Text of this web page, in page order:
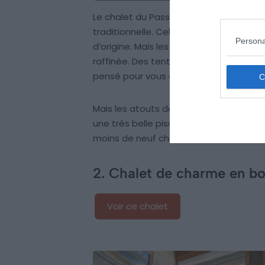
Le chalet du Passieu offre les
traditionnelle. Celle-ci a été
d’origine. Mais les propriétaires ont
raffinée. Des tentures aux tapis en
pensé pour vous offrir de douces
Mais les atouts de ce magnifique
une très belle piscine intérieure ainsi
moins de neuf chambres et salles de
2. Chalet de charme en
Voir ce chalet